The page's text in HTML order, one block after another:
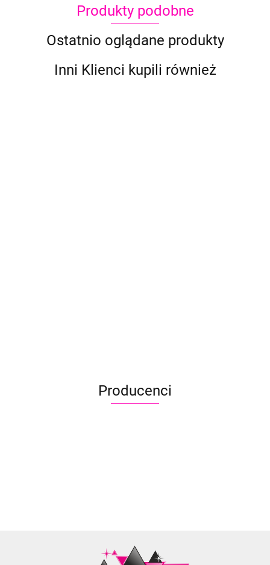
Produkty podobne
Ostatnio oglądane produkty
Inni Klienci kupili również
Producenci